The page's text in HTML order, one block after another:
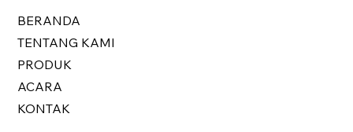
BERANDA
TENTANG KAMI
PRODUK
ACARA
KONTAK